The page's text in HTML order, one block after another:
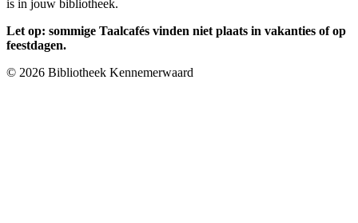
is in jouw bibliotheek.
Let op: sommige Taalcafés vinden niet plaats in vakanties of op
feestdagen.
© 2026 Bibliotheek Kennemerwaard